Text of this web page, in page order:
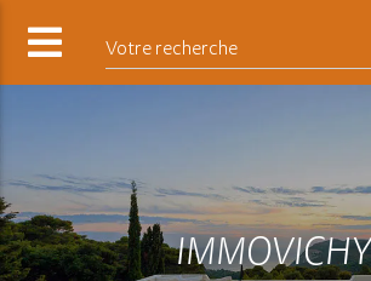
Votre recherche
IMMOVICHY